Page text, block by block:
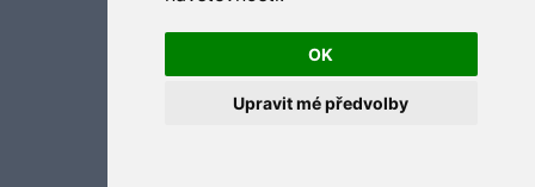
OK
Upravit mé předvolby